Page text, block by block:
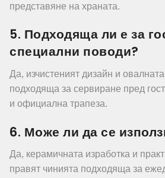
представяне на храната.
5. Подходяща ли е за
специални поводи?
Да, изчистеният дизайн и
подходяща за сервиране пред
и официална трапеза.
6. Може ли да се
Да, керамичната изработка и
правят чинията подходяща за